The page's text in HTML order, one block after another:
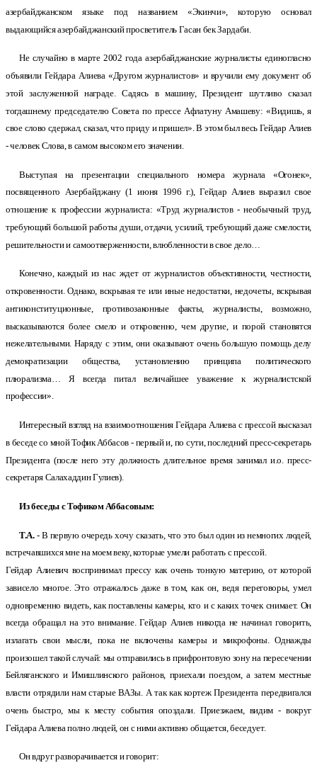
азербайджанском языке под названием «Экинчи», которую основал
выдающийся азербайджанский просветитель Гасан бек Зардаби.
Не случайно в марте 2002 года азербайджанские журналисты единогласно
объявили Гейдара Алиева «Другом журналистов» и вручили ему документ об
этой заслуженной награде. Садясь в машину, Президент шутливо сказал
тогдашнему председателю Совета по прессе Афлатуну Амашеву: «Видишь, я
свое слово сдержал, сказал, что приду и пришел». В этом был весь Гейдар Алиев
- человек Слова, в самом высоком его значении.
Выступая на презентации специального номера журнала «Огонек»,
посвященного Азербайджану (1 июня 1996 г.), Гейдар Алиев выразил свое
отношение к профессии журналиста: «Труд журналистов - необычный труд,
требующий большой работы души, отдачи, усилий, требующий даже смелости,
решительности и самоотверженности, влюбленности в свое дело…
Конечно, каждый из нас ждет от журналистов объективности, честности,
откровенности. Однако, вскрывая те или иные недостатки, недочеты, вскрывая
антиконституционные, противозаконные факты, журналисты, возможно,
высказываются более смело и откровенно, чем другие, и порой становятся
нежелательными. Наряду с этим, они оказывают очень большую помощь делу
демократизации общества, установлению принципа политического
плюрализма… Я всегда питал величайшее уважение к журналистской
профессии».
Интересный взгляд на взаимоотношения Гейдара Алиева с прессой высказал
в беседе со мной Тофик Аббасов - первый и, по сути, последний пресс-секретарь
Президента (после него эту должность длительное время занимал и.о. пресс-
секретаря Салахаддин Гулиев).
Из беседы с Тофиком Аббасовым:
Т.А.- В первую очередь хочу сказать, что это был один из немногих людей,
встречавшихся мне на моем веку, которые умели работать с прессой.
Гейдар Алиевич воспринимал прессу как очень тонкую материю, от которой
зависело многое. Это отражалось даже в том, как он, ведя переговоры, умел
одновременно видеть, как поставлены камеры, кто и с каких точек снимает. Он
всегда обращал на это внимание. Гейдар Алиев никогда не начинал говорить,
излагать свои мысли, пока не включены камеры и микрофоны. Однажды
произошел такой случай: мы отправились в прифронтовую зону на пересечении
Бейляганского и Имишлинского районов, приехали поездом, а затем местные
власти отрядили нам старые ВАЗы. А так как кортеж Президента передвигался
очень быстро, мы к месту события опоздали. Приезжаем, видим - вокруг
Гейдара Алиева полно людей, он с ними активно общается, беседует.
Он вдруг разворачивается и говорит: